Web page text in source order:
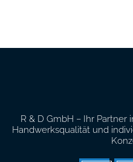
R & D GmbH – Ihr
Handwerksqualität und